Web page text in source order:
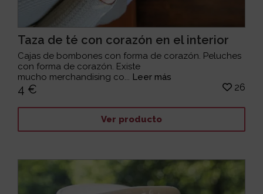
Taza de té con corazón en el interior
Cajas de bombones con forma de corazón. Peluches
con forma de corazón. Existe
mucho merchandising co... Leer más
4 € 26
Ver producto